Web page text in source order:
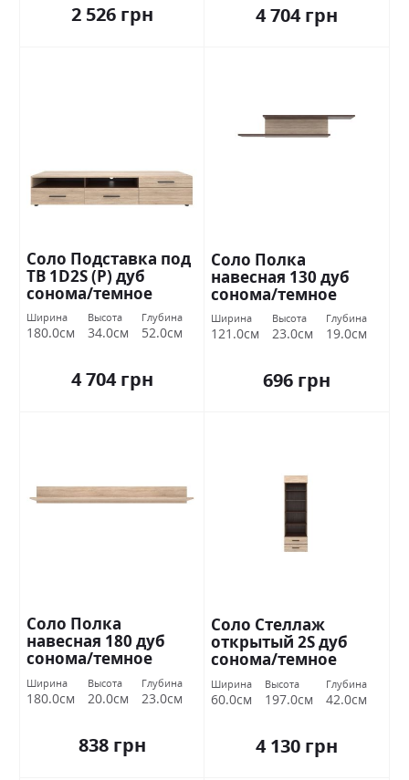
2 526 грн 4 704 грн
Соло Подставка под
ТВ 1D2S (Р) дуб
сонома/темное
венге ВМВ Холдинг
Ширина
180.0см
Высота
34.0см
Глубина
52.0см
4 704 грн
Соло Полка
навесная 130 дуб
сонома/темное
венге ВМВ Холдинг
Ширина
121.0см
Высота
23.0см
Глубина
19.0см
696 грн
Соло Полка
навесная 180 дуб
сонома/темное
венге ВМВ Холдинг
Ширина
180.0см
Высота
20.0см
Глубина
23.0см
838 грн
Соло Стеллаж
открытый 2S дуб
сонома/темное
венге ВМВ Холдинг
Ширина
60.0см
Высота
197.0см
Глубина
42.0см
4 130 грн